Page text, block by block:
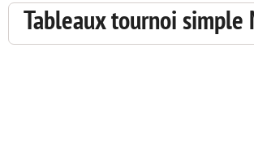
Tableaux tournoi simple